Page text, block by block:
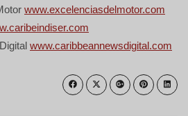
www.excelenciasdelmotor.com
www.caribbeannewsdigital.com